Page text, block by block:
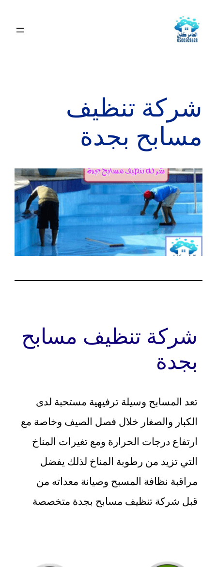
شركة تنظيف
مسابح بجدة
شركة تنظيف مسابح
بجدة
تعد المسابح وسيلة ترفيهية مستحبة لدى
الكبار والصغار خلال فصل الصيف وخاصة مع
ارتفاع درجات الحرارة ومع تغيرات المناخ
التي تزيد من رطوبة المناخ لذلك يفضل
مراقبة نظافة المسبح وصيانة معداته من
قبل شركة تنظيف مسابح بجدة متخصصة